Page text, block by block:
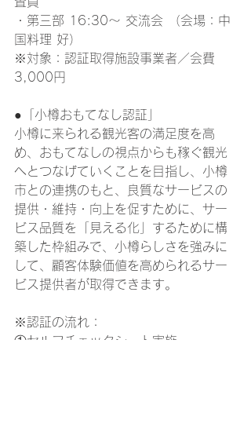
・第三部 16:30～ 交流会 （会場：中
国料理 好）
※対象：認証取得施設事業者／会費
3,000円
●「小樽おもてなし認証」
小樽に来られる観光客の満足度を高
め、おもてなしの視点からも稼ぐ観光
へとつなげていくことを目指し、小樽
市との連携のもと、良質なサービスの
提供・維持・向上を促すために、サー
ビス品質を「見える化」するために構
築した枠組みで、小樽らしさを強みに
して、顧客体験価値を高められるサー
ビス提供者が取得できます。
※認証の流れ：
①セルフチェックシート実施